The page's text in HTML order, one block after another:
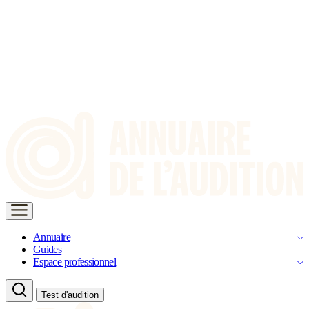
Annuaire
Guides
Espace professionnel
Test d'audition